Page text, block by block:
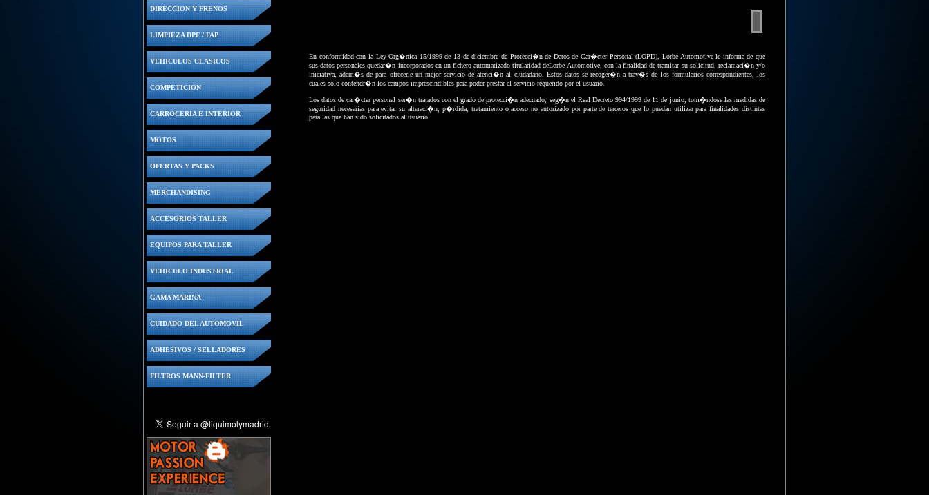
DIRECCION Y FRENOS
LIMPIEZA DPF / FAP
VEHICULOS CLASICOS
COMPETICION
CARROCERIA E INTERIOR
MOTOS
OFERTAS Y PACKS
MERCHANDISING
ACCESORIOS TALLER
EQUIPOS PARA TALLER
VEHICULO INDUSTRIAL
GAMA MARINA
CUIDADO DEL AUTOMOVIL
ADHESIVOS / SELLADORES
FILTROS MANN-FILTER
En conformidad con la Ley Org�nica 15/1999 de 13 de diciembre de Protecci�n de Datos de Car�cter Personal (LOPD), Lorbe Automotive le informa de que
sus datos personales quedar�n incorporados en un fichero automatizado titularidad deLorbe Automotive, con la finalidad de tramitar su solicitud, reclamaci�n y/o
iniciativa, adem�s de para ofrecerle un mejor servicio de atenci�n al ciudadano. Estos datos se recoger�n a trav�s de los formularios correspondientes, los
cuales solo contendr�n los campos imprescindibles para poder prestar el servicio requerido por el usuario.
Los datos de car�cter personal ser�n tratados con el grado de protecci�n adecuado, seg�n el Real Decreto 994/1999 de 11 de junio, tom�ndose las medidas de
seguridad necesarias para evitar su alteraci�n, p�rdida, tratamiento o acceso no autorizado por parte de terceros que lo puedan utilizar para finalidades distintas
para las que han sido solicitados al usuario.